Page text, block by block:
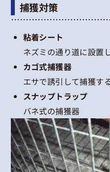
捕獲対策
粘着シート
ネズミの通り道に設置
カゴ式捕獲器
エサで誘引して捕獲す
スナップトラップ
バネ式の捕獲器